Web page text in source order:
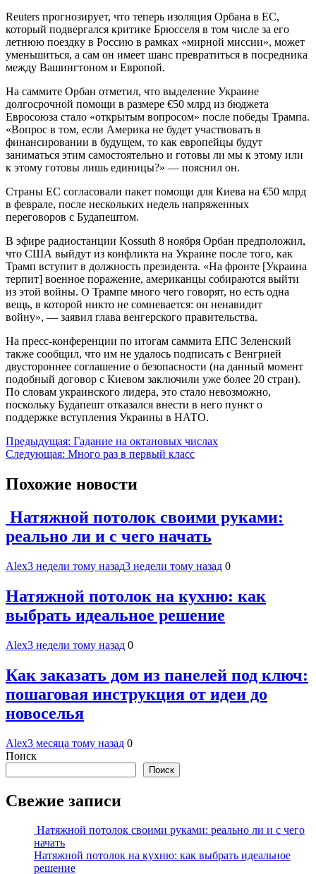
Reuters прогнозирует, что теперь изоляция Орбана в ЕС,
который подвергался критике Брюсселя в том числе за его
летнюю поездку в Россию в рамках «мирной миссии», может
уменьшиться, а сам он имеет шанс превратиться в посредника
между Вашингтоном и Европой.
На саммите Орбан отметил, что выделение Украине
долгосрочной помощи в размере €50 млрд из бюджета
Евросоюза стало «открытым вопросом» после победы Трампа.
«Вопрос в том, если Америка не будет участвовать в
финансировании в будущем, то как европейцы будут
заниматься этим самостоятельно и готовы ли мы к этому или
к этому готовы лишь единицы?» — пояснил он.
Страны ЕС согласовали пакет помощи для Киева на €50 млрд
в феврале, после нескольких недель напряженных
переговоров с Будапештом.
В эфире радиостанции Kossuth 8 ноября Орбан предположил,
что США выйдут из конфликта на Украине после того, как
Трамп вступит в должность президента. «На фронте [Украина
терпит] военное поражение, американцы собираются выйти
из этой войны. О Трампе много чего говорят, но есть одна
вещь, в которой никто не сомневается: он ненавидит
войну», — заявил глава венгерского правительства.
На пресс-конференции по итогам саммита ЕПС Зеленский
также сообщил, что им не удалось подписать с Венгрией
двустороннее соглашение о безопасности (на данный момент
подобный договор с Киевом заключили уже более 20 стран).
По словам украинского лидера, это стало невозможно,
поскольку Будапешт отказался внести в него пункт о
поддержке вступления Украины в НАТО.
Навигация
по
записям
Предыдущая: Гадание на октановых числах
Следующая: Много раз в первый класс
Похожие новости
Натяжной потолок своими руками:
реально ли и с чего начать
Alex3 недели тому назад3 недели тому назад 0
Натяжной потолок на кухню: как
выбрать идеальное решение
Alex3 недели тому назад 0
Как заказать дом из панелей под ключ:
пошаговая инструкция от идеи до
новоселья
Alex3 месяца тому назад 0
Поиск
Поиск
Свежие записи
Натяжной потолок своими руками: реально ли и с чего
начать
Натяжной потолок на кухню: как выбрать идеальное
решение